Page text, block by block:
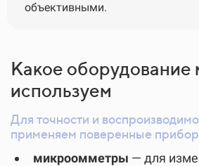
объективными.
Какое оборудование
используем
Для точности и
применяем поверенные
микроомметры — для